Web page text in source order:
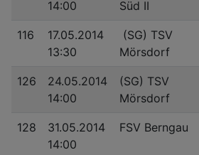
14:00
Süd II
116
17.05.2014
13:30
(SG) TSV
Mörsdorf
126
24.05.2014
14:00
(SG) TSV
Mörsdorf
128
31.05.2014
14:00
FSV Berngau